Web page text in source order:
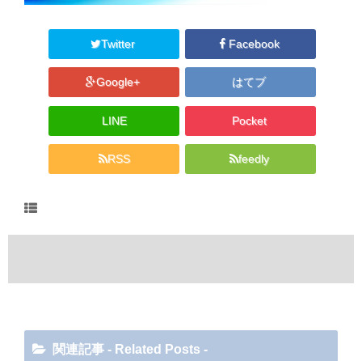
Twitter Facebook
Google+ はてブ
LINE Pocket
RSS feedly
関連記事 - Related Posts -